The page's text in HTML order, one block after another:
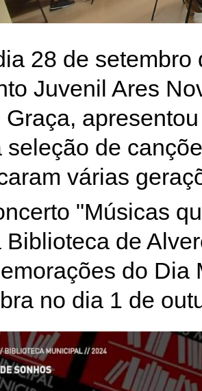
28 de
Juvenil Ares
Graça,
seleção de
várias
"Músicas
Biblioteca de
do Dia
no dia 1 de